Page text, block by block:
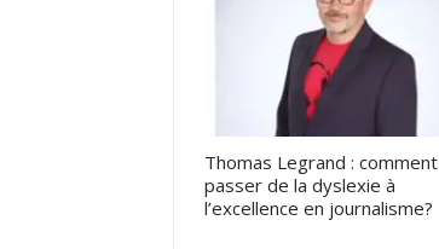
Thomas Legrand : comment
passer de la dyslexie à
l’excellence en journalisme?